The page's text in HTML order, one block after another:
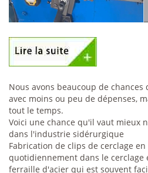
Nous avons beaucoup de
avec moins ou peu de dépenses,
tout le temps.
Voici une chance qu'il vaut mieux
dans l'industrie sidérurgique
Fabrication de clips de cerclage
quotidiennement dans le cerclage
ferraille d'acier qui est souvent